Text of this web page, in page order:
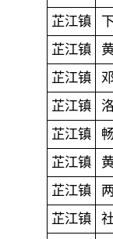
芷江镇
芷江镇
芷江镇
芷江镇
芷江镇
芷江镇
芷江镇
芷江镇